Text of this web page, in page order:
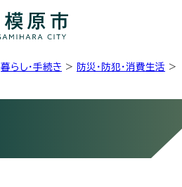
暮らし・手続き > 防災・防犯・消費生活 >